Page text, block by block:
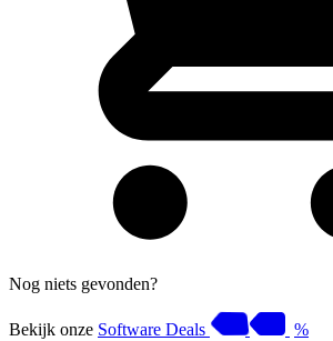
Nog niets gevonden?
Bekijk onze Software Deals %